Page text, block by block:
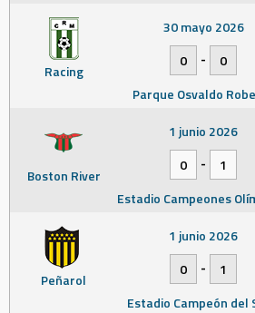
Racing
30 mayo 2026
0
-
0
Parque Osvaldo
Boston River
1 junio 2026
0
-
1
Estadio Campeones
Peñarol
1 junio 2026
0
-
1
Estadio Campeón del